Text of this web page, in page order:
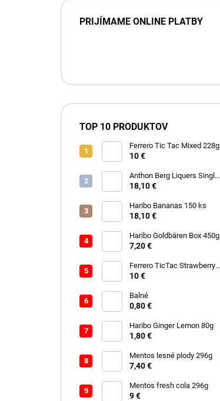
PRIJÍMAME ONLINE PLATBY
TOP 10 PRODUKTOV
Ferrero Tic Tac Mixed 228g
10 €
Anthon Berg Liquers Singl
Malt 230G
18,10 €
Haribo Bananas 150 ks
18,10 €
Haribo Goldbären Box 450g
7,20 €
Ferrero TicTac Strawberry
228g
10 €
Balné
0,80 €
Haribo Ginger Lemon 80g
1,80 €
Mentos lesné plody 296g
7,40 €
Mentos fresh cola 296g
9 €